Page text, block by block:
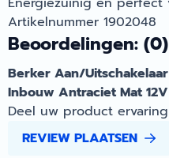
Artikelnummer 1902048
Beoordelingen: (0)
Berker Aan/
Inbouw Antraciet Mat 12V
Deel uw product
REVIEW PLAATSEN